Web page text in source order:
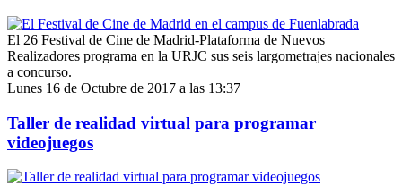
El 26 Festival de Cine de Madrid-Plataforma de Nuevos
Realizadores programa en la URJC sus seis largometrajes nacionales
a concurso.
Lunes 16 de Octubre de 2017 a las 13:37
Taller de realidad virtual para programar
videojuegos